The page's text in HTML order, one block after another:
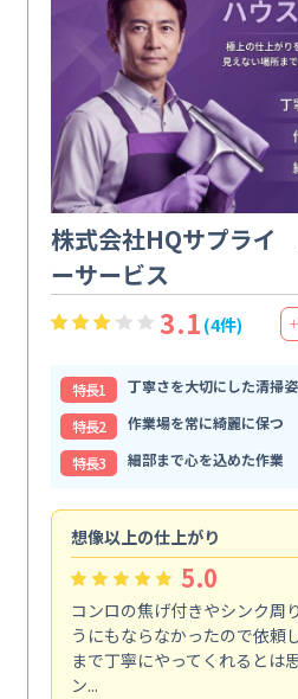
株式会社HQサプライ
ーサービス
3.1 (4件)
特⻑1
丁寧さを大切にした清掃
特⻑2
作業場を常に綺麗に保つ
特⻑3
細部まで心を込めた作業
想像以上の仕上がり
5.0
コンロの焦げ付きやシンク周
うにもならなかったので依頼
まで丁寧にやってくれるとは
ン...